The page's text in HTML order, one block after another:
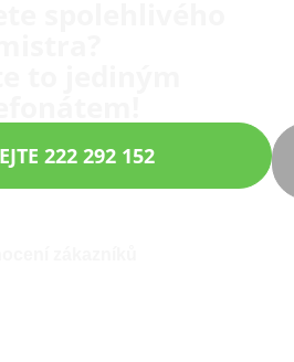
222 292 152